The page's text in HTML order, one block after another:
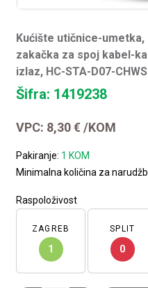
Kućište utičnice-
zakačka za spoj kabel-
izlaz, HC-STA-D07-
Šifra: 1419238
VPC: 8,30€ /KOM
Pakiranje: 1 KOM
Minimalna količina za
Raspoloživost
ZAGREB
1
SPLIT
0